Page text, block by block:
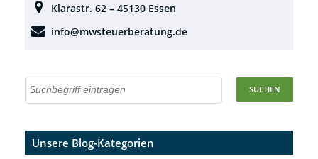
Klarastr. 62 – 45130 Essen
info@mwsteuerberatung.de
Unsere Blog-Kategorien